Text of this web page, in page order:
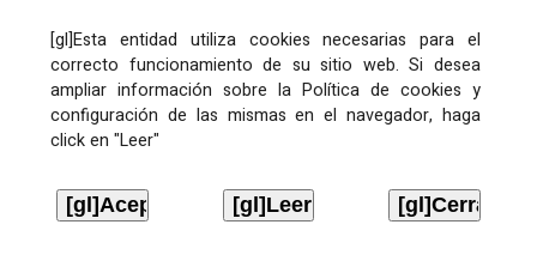
[gl]Esta entidad utiliza cookies necesarias para el
correcto funcionamiento de su sitio web. Si desea
ampliar información sobre la Política de cookies y
configuración de las mismas en el navegador, haga
click en "Leer"